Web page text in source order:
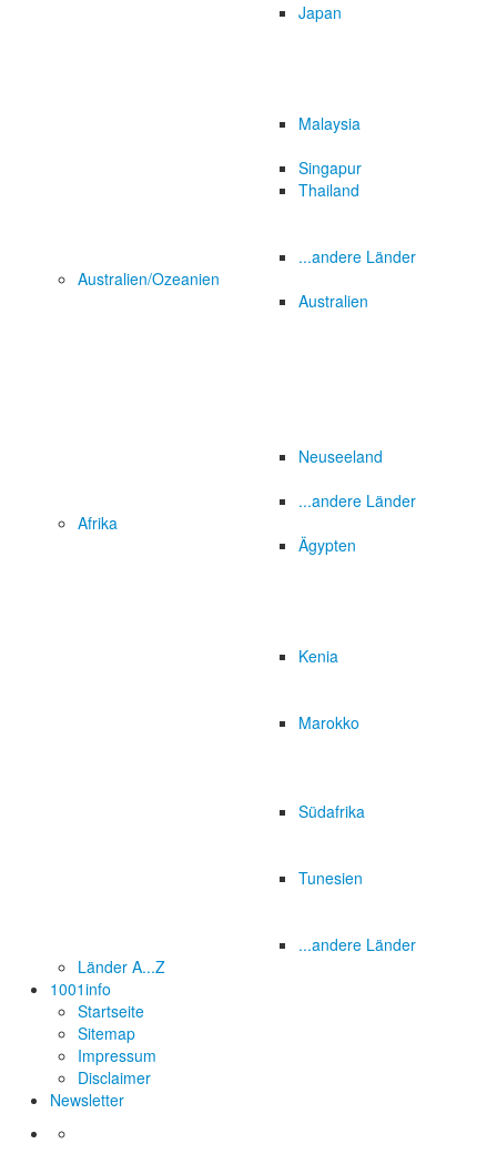
Japan
Malaysia
Singapur
Thailand
...andere Länder
Australien/Ozeanien
Australien
Neuseeland
...andere Länder
Afrika
Ägypten
Kenia
Marokko
Südafrika
Tunesien
...andere Länder
Länder A...Z
1001info
Startseite
Sitemap
Impressum
Disclaimer
Newsletter